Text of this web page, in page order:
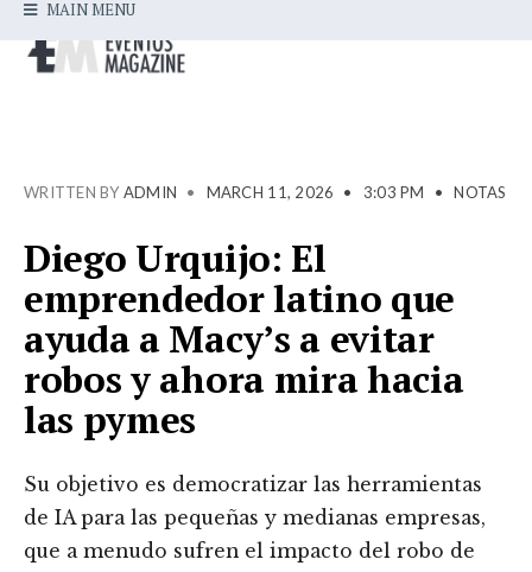
MAIN MENU
WRITTEN BY ADMIN • MARCH 11, 2026 • 3:03 PM • NOTAS
Diego Urquijo: El
emprendedor latino que
ayuda a Macy’s a evitar
robos y ahora mira hacia
las pymes
Su objetivo es democratizar las herramientas
de IA para las pequeñas y medianas empresas,
que a menudo sufren el impacto del robo de